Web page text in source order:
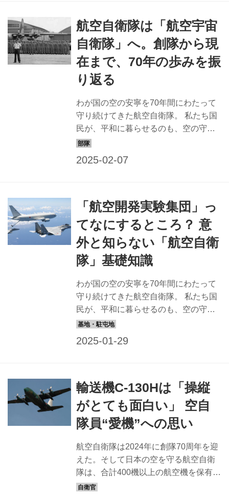
配置している。それらの指揮を執る杉
山1佐に任務の内容を聞いた。 「宇宙
航空研究開発機構（JAXA）やアメリカ
宇宙軍などと協力して、宇宙領域で何
が起きているのかを把握する任務な
ど、宇宙空間を安全かつ安定的に利用
できるよう活動しています。 人工衛星
やスペースデブリなど宇宙物体の位置
や軌道の把握、各国の衛星運用・利用
状況...
航空自衛隊は「航空宇宙
自衛隊」へ。創隊から現
在まで、70年の歩みを振
り返る
わが国の空の安寧を70年間にわたって
守り続けてきた航空自衛隊。 私たち国
民が、平和に暮らせるのも、空の守護
神が常に目を光らせているからだ。感
を交えつつ70年の歴史を一挙に紹介し
よう。 自衛隊で最も新しい組織。防衛
庁設置と同時に創隊 航空自衛隊は、
1954（昭和29）年7月1日、新設された
防衛庁と同日に創隊された。陸上自衛
隊、海上自衛隊と比べ最も新しい部門
であり、かつ、全くのゼロから組織を
つくり上げていったのである。 創隊当
初は、アメリカ空軍から供与され...
「航空開発実験集団」っ
てなにするところ？ 意
外と知らない「航空自衛
隊」基礎知識
わが国の空の安寧を70年間にわたって
守り続けてきた航空自衛隊。 私たち国
民が、平和に暮らせるのも、空の守護
神が常に目を光らせているからだ。
ておさらいしよう。 航空自衛隊の主要
部隊と全国の主要施設はこれだ！ 航空
自衛隊は日本全国の空の防衛を担う巨
大な組織だ。主要な構成部隊と、それ
いるのか紹介しよう。 航空自衛隊は、
大きく分けて5つの主要な部隊で構成さ
れる。このうち「航空総隊」は、航空
戦闘任務を与えられた第一線実動部...
輸送機C-130Hは「操縦
がとても面白い」 空自
隊員“愛機”への思い
航空自衛隊は2024年に創隊70周年を迎
えた。そして日本の空を守る航空自衛
隊は、合計400機以上の航空機を保有し
ている。 それぞれのパイロットをはじ